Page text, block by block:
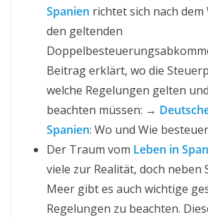
Spanien richtet sich nach
den geltenden
Beitrag erklärt, wo die
welche Regelungen gelten
beachten müssen: →
Spanien: Wo und Wie
Der Traum vom Leben in
viele zur Realität, doch neben
Meer gibt es auch wichtige
Regelungen zu beachten.